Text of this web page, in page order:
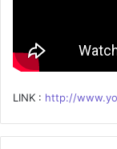
LINK : http://